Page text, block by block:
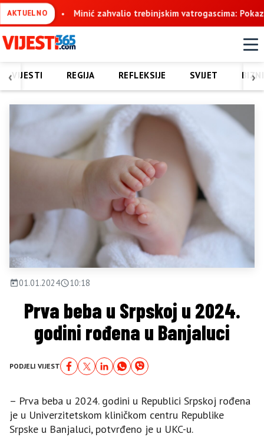
AKTUELNO
Minić zahvalio trebinjskim vatrogascima: Pokazali ste
‹ ›
VIJESTI REGIJA REFLEKSIJE SVIJET
01.01.2024 10:18
Prva beba u Srpskoj u 2024.
godini rođena u Banjaluci
PODJELI VIJEST
– Prva beba u 2024. godini u Republici Srpskoj rođena
je u Univerzitetskom kliničkom centru Republike
Srpske u Banjaluci, potvrđeno je u UKC-u.